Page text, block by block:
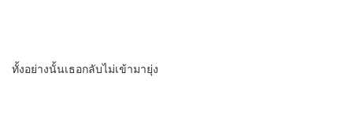
ทั้งอย่างนั้นเธอ​กลับไม่เข้ามายุ่ง